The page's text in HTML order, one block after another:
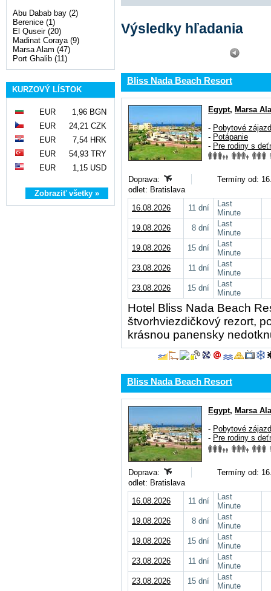
Abu Dabab bay (2)
Berenice (1)
El Quseir (20)
Madinat Coraya (9)
Marsa Alam (47)
Port Ghalib (11)
KURZOVÝ LÍSTOK
EUR
1,96 BGN
EUR
24,21 CZK
EUR
7,54 HRK
EUR
54,93 TRY
EUR
1,15 USD
Zobraziť všetky »
Výsledky hľadania
Bliss Nada Beach Resort
Egypt, Marsa
- Pobytové
- Potápanie
- Pre rodiny s
Doprava:
Termíny od:
odlet: Bratislava
16.08.2026
11 dní
Last
Minute
19.08.2026
8 dní
Last
Minute
19.08.2026
15 dní
Last
Minute
23.08.2026
11 dní
Last
Minute
23.08.2026
15 dní
Last
Minute
Hotel Bliss Nada Beach
štvorhviezdičkový rezort,
krásnou panensky
Bliss Nada Beach Resort
Egypt, Marsa
- Pobytové
- Pre rodiny s
Doprava:
Termíny od:
odlet: Bratislava
16.08.2026
11 dní
Last
Minute
19.08.2026
8 dní
Last
Minute
19.08.2026
15 dní
Last
Minute
23.08.2026
11 dní
Last
Minute
23.08.2026
15 dní
Last
Minute